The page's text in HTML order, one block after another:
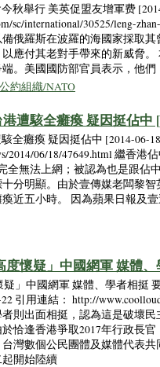
秋舉行 美英促盟友增軍费
sc/international/30525/leng-
俄羅斯在波羅的海國家採取
應付其老對手帶來的新威脅
。美國國防部官員表示，他們
約組織/NATO
遭駭全癱瘓 疑因挺佔中
全癱瘓 疑因挺佔中 [2014-06-
2014/06/18/47649.html 繼香
全無法上網；被認為也是跟佔
分明顯。由於壹傳媒老闆黎
近五小時。 因為蘋果日報及
懷疑」中國網軍 媒體
」中國網軍 媒體、學者相挺
引用連結： http://
則出面相挺，認為這是破壞
恰逢香港爭取2017年行政長
台灣數個公民團體及媒體代表
開始陸續